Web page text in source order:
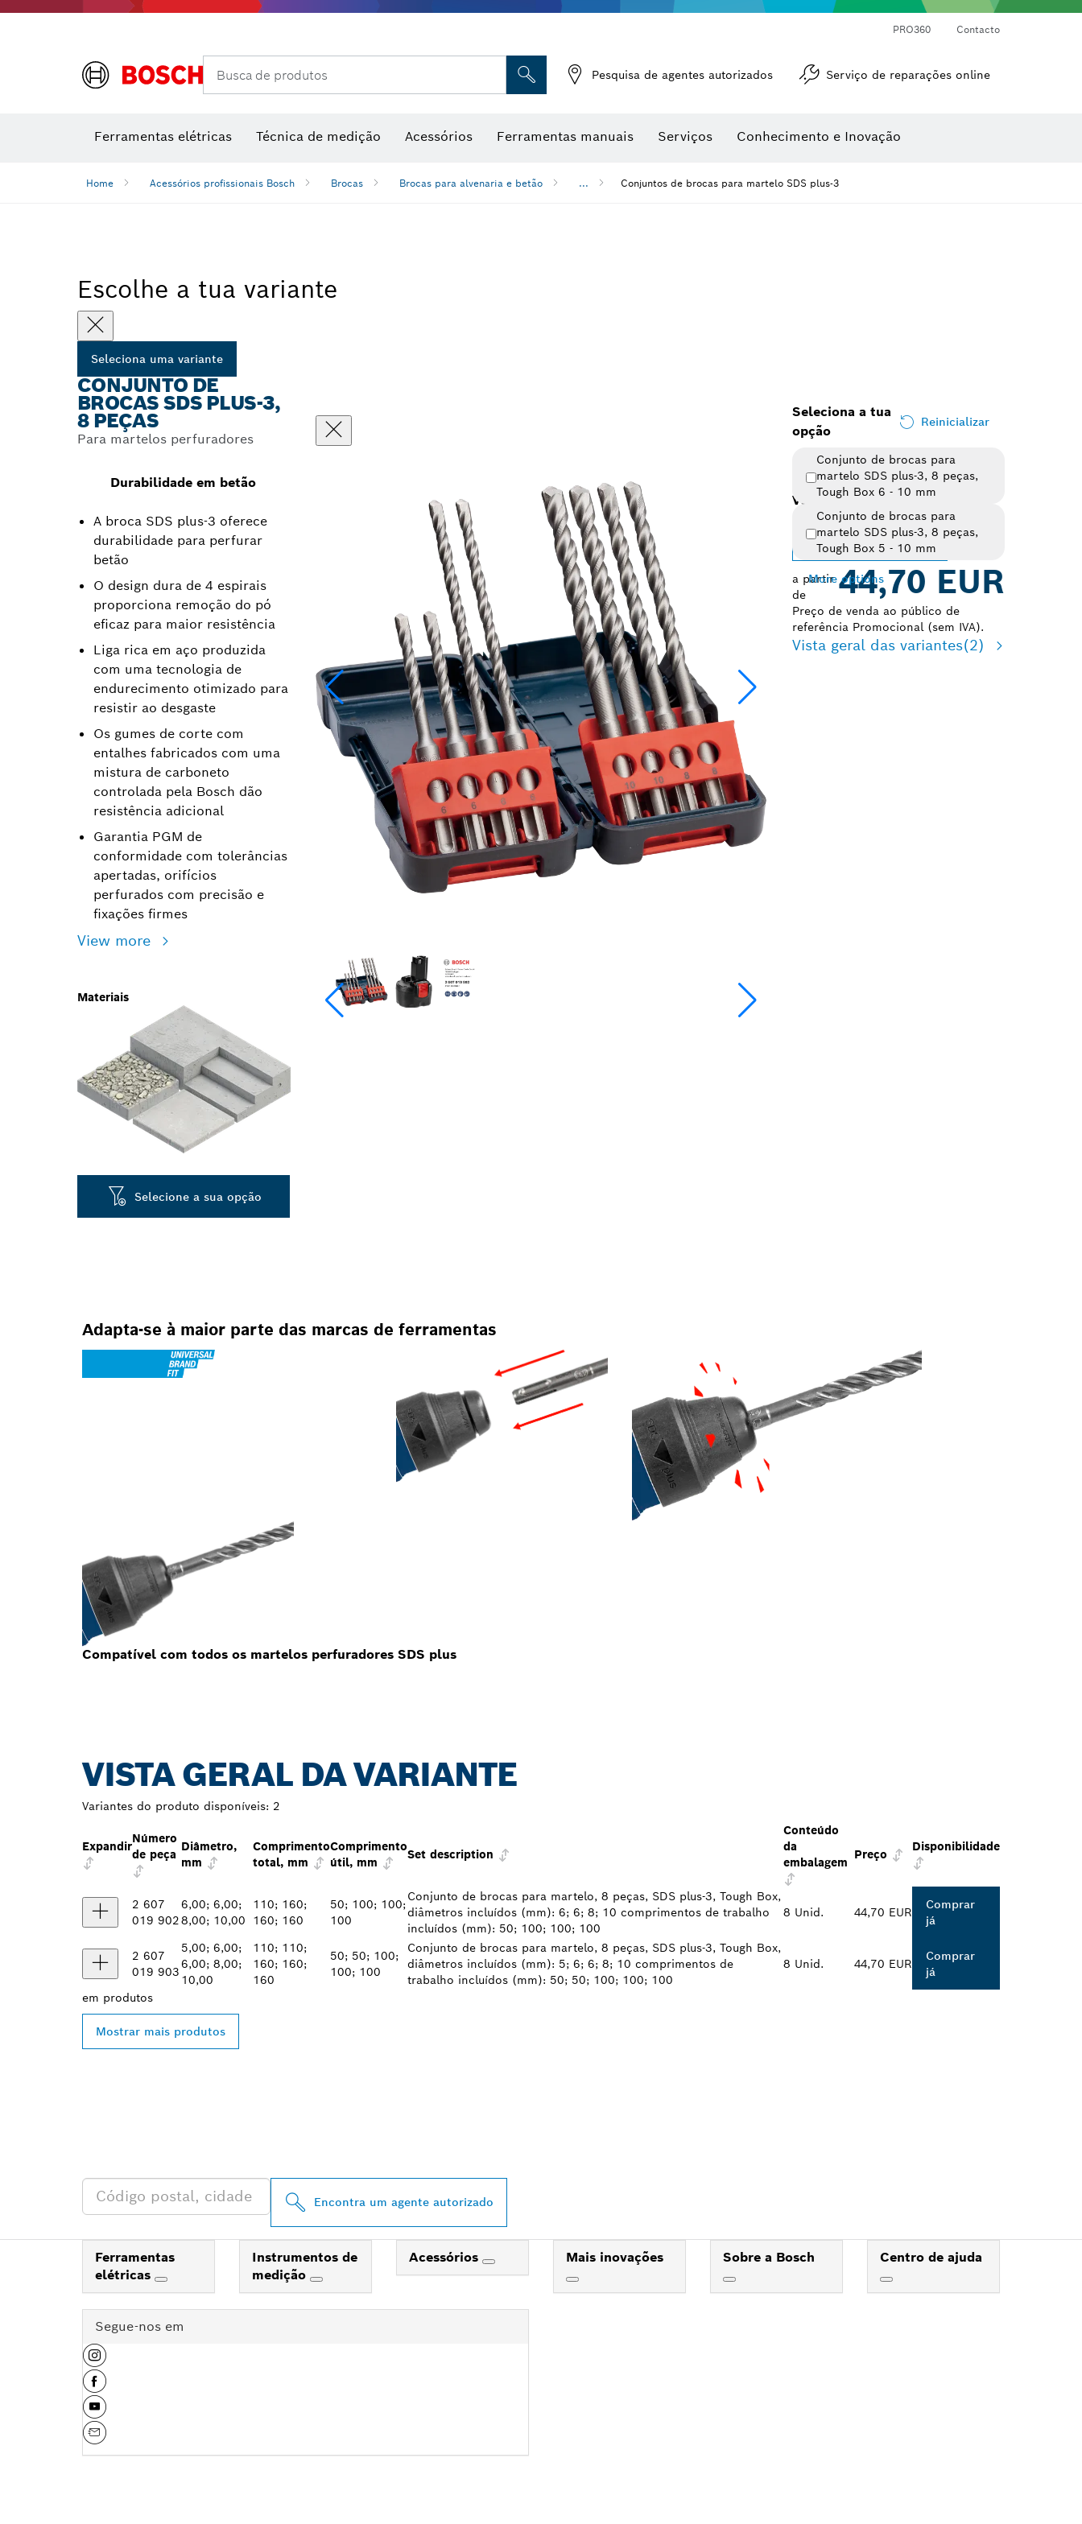
PRO360 Contacto
Busca de produtos Pesquisa de agentes autorizados Serviço de reparações online
Ferramentas elétricas Técnica de medição Acessórios Ferramentas manuais Serviços Conhecimento e Inovação
Home Acessórios profissionais Bosch Brocas Brocas para alvenaria e betão ... Conjuntos de brocas para martelo SDS plus-3
Escolhe a tua variante
Seleciona uma variante
CONJUNTO DE
BROCAS SDS PLUS-3,
8 PEÇAS
Para martelos perfuradores
Durabilidade em betão
A broca SDS plus-3 oferece
durabilidade para perfurar
betão
O design dura de 4 espirais
proporciona remoção do pó
eficaz para maior resistência
Liga rica em aço produzida
com uma tecnologia de
endurecimento otimizado para
resistir ao desgaste
Os gumes de corte com
entalhes fabricados com uma
mistura de carboneto
controlada pela Bosch dão
resistência adicional
Garantia PGM de
conformidade com tolerâncias
apertadas, orifícios
perfurados com precisão e
fixações firmes
View more
Materiais
Selecione a sua opção
Seleciona a tua
opção
Reinicializar
Conjunto de brocas para
martelo SDS plus-3, 8 peças,
Tough Box 6 - 10 mm
Conjunto de brocas para
martelo SDS plus-3, 8 peças,
Tough Box 5 - 10 mm
More options
Variante selecionada
Alterar a variante
a partir
de
44,70 EUR
Preço de venda ao público de
referência Promocional (sem IVA).
Vista geral das variantes(2)
Adapta-se à maior parte das marcas de ferramentas
Compatível com todos os martelos perfuradores SDS plus
VISTA GERAL DA VARIANTE
Variantes do produto disponíveis: 2
Expandir
Número
de peça
Diâmetro,
mm
Comprimento
total, mm
Comprimento
útil, mm
Set description
Conteúdo
da
embalagem
Preço
Disponibilidade
2 607
019 902
6,00; 6,00;
8,00; 10,00
110; 160;
160; 160
50; 100; 100;
100
Conjunto de brocas para martelo, 8 peças, SDS plus-3, Tough Box,
diâmetros incluídos (mm): 6; 6; 8; 10 comprimentos de trabalho
incluídos (mm): 50; 100; 100; 100
8 Unid. 44,70 EUR
Comprar
já
2 607
019 903
5,00; 6,00;
6,00; 8,00;
10,00
110; 110;
160; 160;
160
50; 50; 100;
100; 100
Conjunto de brocas para martelo, 8 peças, SDS plus-3, Tough Box,
diâmetros incluídos (mm): 5; 6; 6; 8; 10 comprimentos de
trabalho incluídos (mm): 50; 50; 100; 100; 100
8 Unid. 44,70 EUR
Comprar
já
em produtos
Mostrar mais produtos
Encontra um agente autorizado
Ferramentas
elétricas
Instrumentos de
medição
Acessórios Mais inovações Sobre a Bosch Centro de ajuda
Segue-nos em